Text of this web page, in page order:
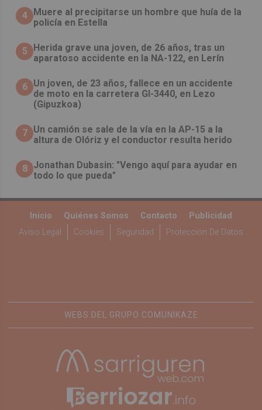
4
Muere al precipitarse un hombre que huía de la
policía en Estella
5
Herida grave una joven, de 26 años, tras un
aparatoso accidente en la NA-122, en Lerín
6 Un joven, de 23 años, fallece en un accidente
de moto en la carretera GI-3440, en Lezo
(Gipuzkoa)
7 Un camión se sale de la vía en la AP-15 a la
altura de Olóriz y el conductor resulta herido
8 Jonathan Dubasin: "Vengo aquí para ayudar en
todo lo que pueda"
Inicio Quiénes Somos Contacto
Publicidad
Aviso Legal
Cookies Seguridad Protección De Datos
WEBS DEL GRUPO COMUNIKAZE